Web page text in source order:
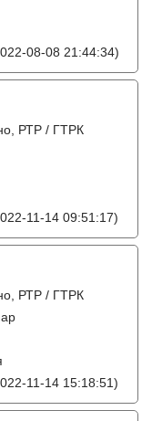
08-08 21:44:34)
РТР / ГТРК
11-14 09:51:17)
РТР / ГТРК
11-14 15:18:51)